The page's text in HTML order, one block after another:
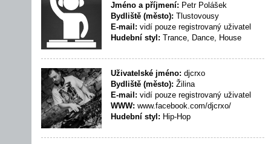
Jméno a příjmení: Petr Polášek
Bydliště (město): Tlustovousy
E-mail: vidí pouze registrovaný uživatel
Hudební styl: Trance, Dance, House
Uživatelské jméno: djcrxo
Bydliště (město): Žilina
E-mail: vidí pouze registrovaný uživatel
WWW: www.facebook.com/djcrxo/
Hudební styl: Hip-Hop